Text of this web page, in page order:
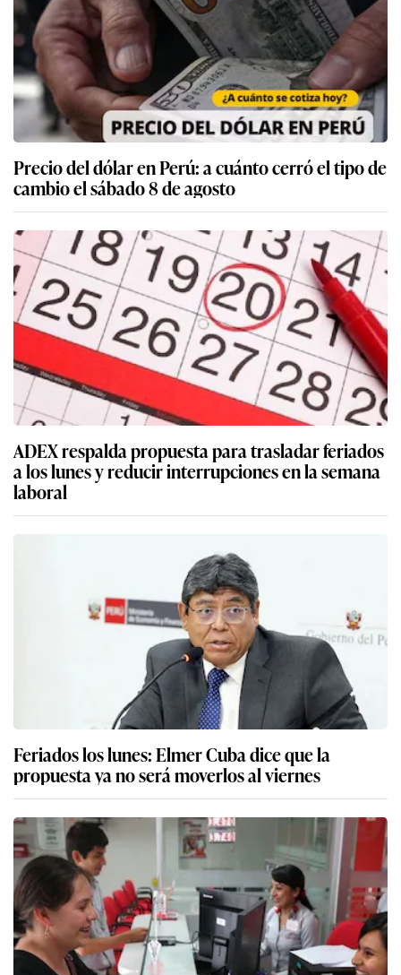
Precio del dólar en Perú: a cuánto cerró el tipo de
cambio el sábado 8 de agosto
ADEX respalda propuesta para trasladar feriados
a los lunes y reducir interrupciones en la semana
laboral
Feriados los lunes: Elmer Cuba dice que la
propuesta ya no será moverlos al viernes